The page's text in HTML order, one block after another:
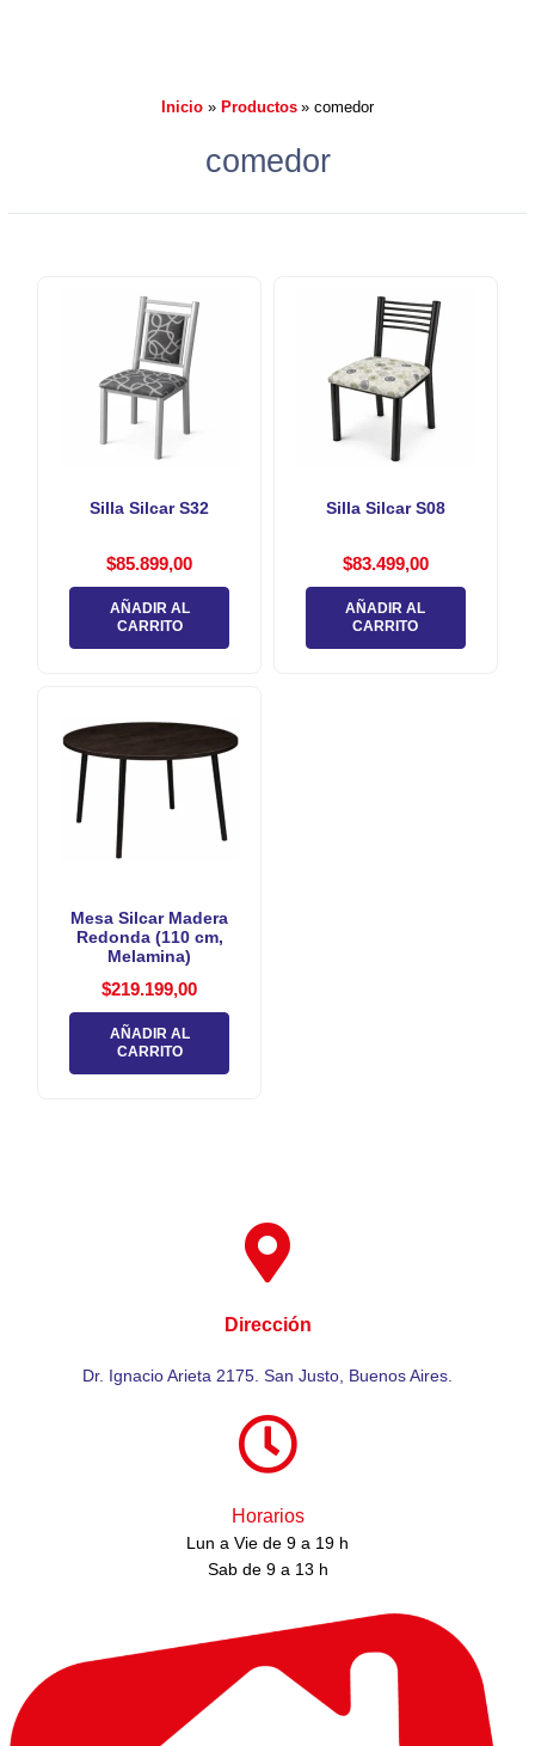
Inicio Productos comedor
comedor
Silla Silcar S32
$85.899,00
AÑADIR AL
CARRITO
Silla Silcar S08
$83.499,00
AÑADIR AL
CARRITO
Mesa Silcar Madera
Redonda (110 cm,
Melamina)
$219.199,00
AÑADIR AL
CARRITO
Dirección
Dr. Ignacio Arieta 2175. San Justo, Buenos Aires.
Horarios
Lun a Vie de 9 a 19 h
Sab de 9 a 13 h